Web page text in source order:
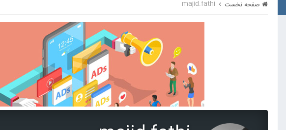
صفحه نخست majid.fathi